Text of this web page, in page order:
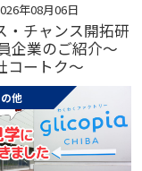
年08月06日
・チャンス開拓研
企業のご紹介～
コートク～
他